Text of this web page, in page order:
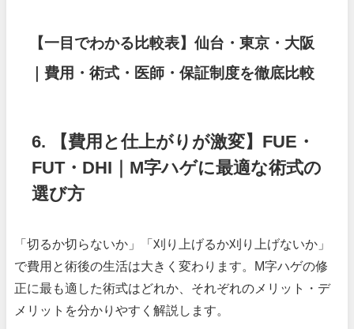
【一目でわかる比較表】仙台・東京・大阪
｜費用・術式・医師・保証制度を徹底比較
6. 【費用と仕上がりが激変】FUE・
FUT・DHI｜M字ハゲに最適な術式の
選び方
「切るか切らないか」「刈り上げるか刈り上げないか」
で費用と術後の生活は大きく変わります。M字ハゲの修
正に最も適した術式はどれか、それぞれのメリット・デ
メリットを分かりやすく解説します。